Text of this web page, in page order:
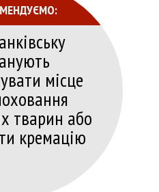
місце
тварин або
кремацію